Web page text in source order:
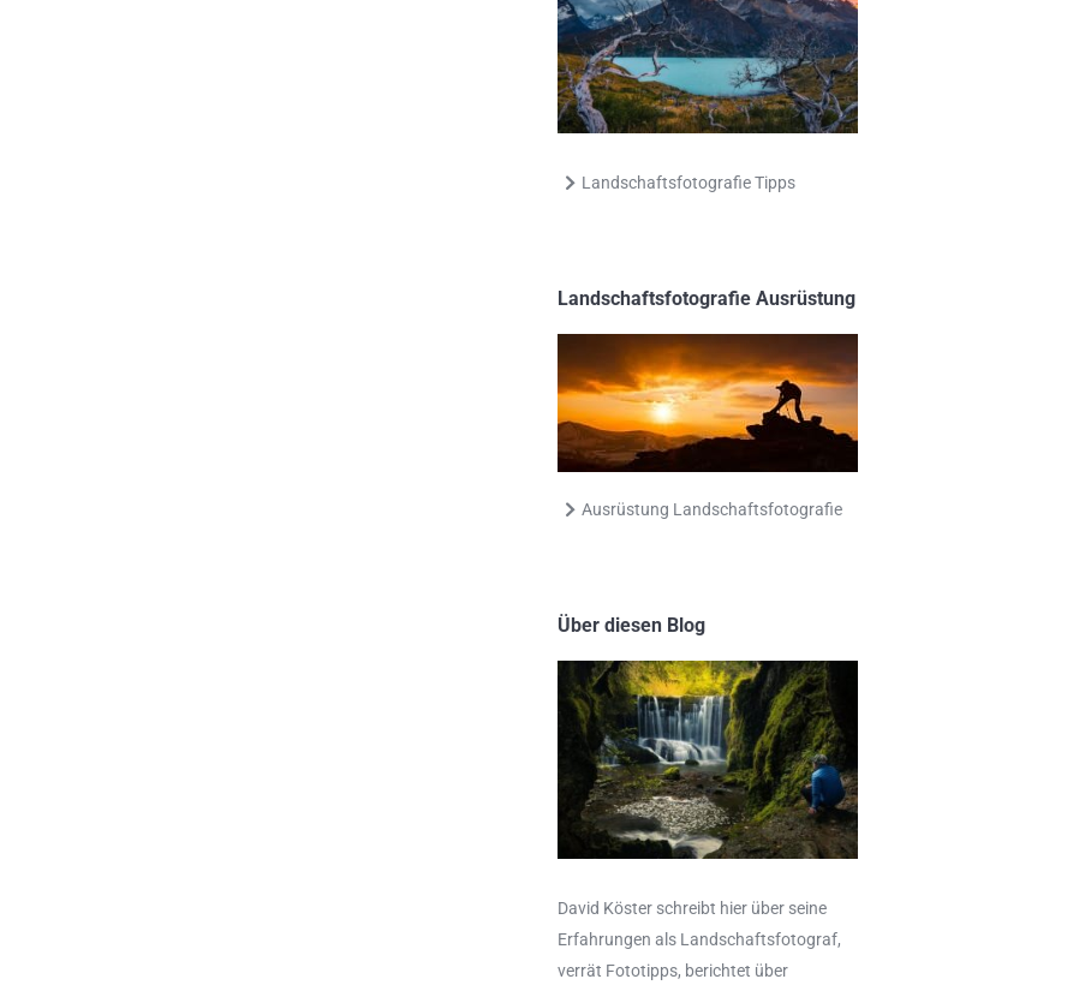
Landschaftsfotografie Tipps
Landschaftsfotografie Ausrüstung
Ausrüstung Landschaftsfotografie
Über diesen Blog
David Köster schreibt hier über seine
Erfahrungen als Landschaftsfotograf,
verrät Fototipps, berichtet über